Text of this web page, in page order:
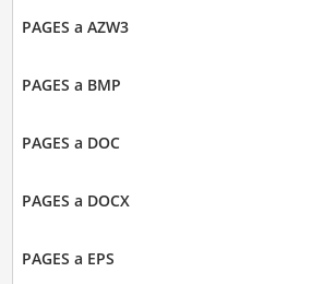
PAGES a AZW3
PAGES a BMP
PAGES a DOC
PAGES a DOCX
PAGES a EPS